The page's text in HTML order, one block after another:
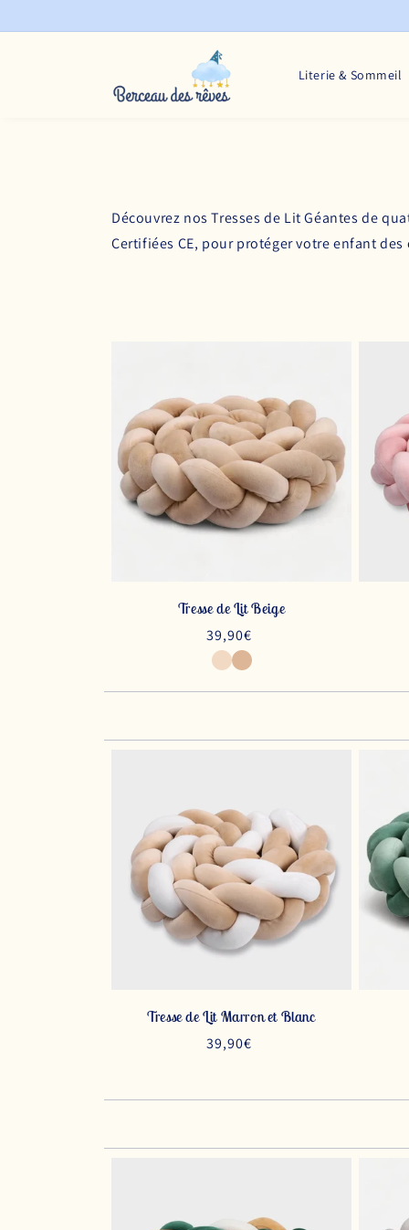
au
Literie & Sommeil
Découvrez nos Tresses de Lit Géantes de
Certifiées CE, pour protéger votre enfant des
Tresse de Lit Beige
Prix
habituel
39,90€
Tresse de Lit Marron et Blanc
Prix
39,90€